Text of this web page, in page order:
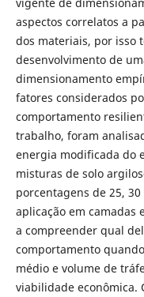
aspectos correlatos a
dos materiais, por isso
desenvolvimento de
dimensionamento
fatores considerados
comportamento
trabalho, foram
energia modificada do
misturas de solo
porcentagens de 25,
aplicação em camadas
a compreender qual
comportamento
médio e volume de
viabilidade econômica.